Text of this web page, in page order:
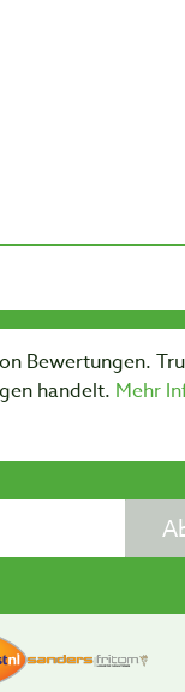
Bewertungen.
handelt. Mehr